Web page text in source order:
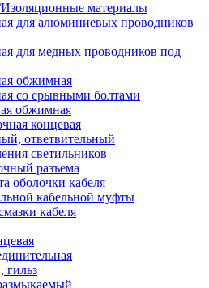
Изоляционные материалы
для алюминиевых проводников
для медных проводников под
обжимная
со срывными болтами
обжимная
концевая
ответвительный
светильников
разъема
оболочки кабеля
кабельной муфты
кабеля
гильз